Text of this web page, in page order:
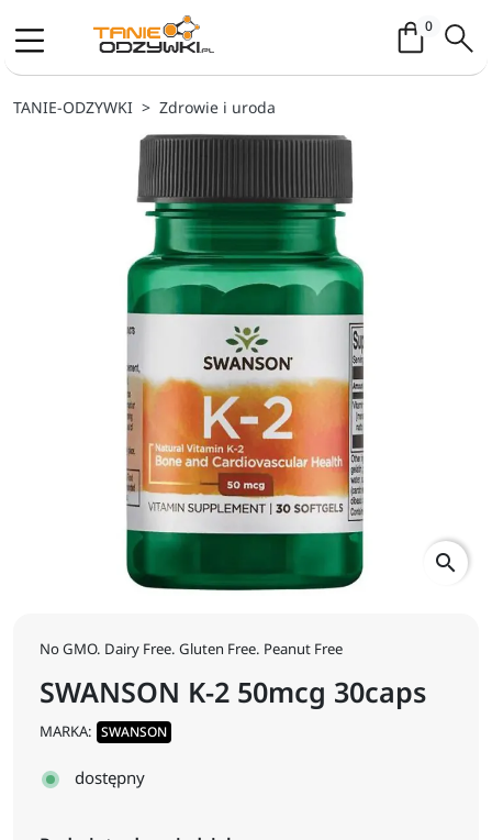
0Koszyk /
TANIE-ODZYWKI Zdrowie i uroda
search
No GMO. Dairy Free. Gluten Free. Peanut Free
SWANSON K-2 50mcg 30caps
MARKA: SWANSON
dostępny